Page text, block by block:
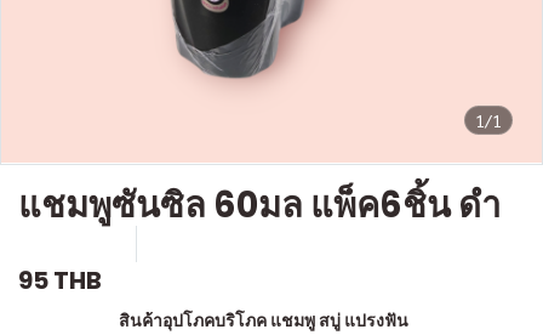
1/1
แชมพูซันซิล 60มล แพ็ค6ชิ้น ดำ
95 THB
สินค้าอุปโภคบริโภค แชมพู สบู่ แปรงฟัน